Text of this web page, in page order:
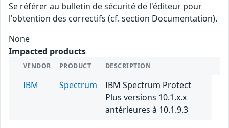
Se référer au bulletin de sécurité de l'éditeur pour
l'obtention des correctifs (cf. section Documentation).
None
Impacted products
VENDOR PRODUCT DESCRIPTION
IBM Spectrum
IBM Spectrum Protect
Plus versions 10.1.x.x
antérieures à 10.1.9.3